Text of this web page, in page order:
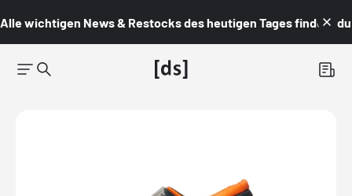
Alle wichtigen News & Restocks des heutigen Tages findest du